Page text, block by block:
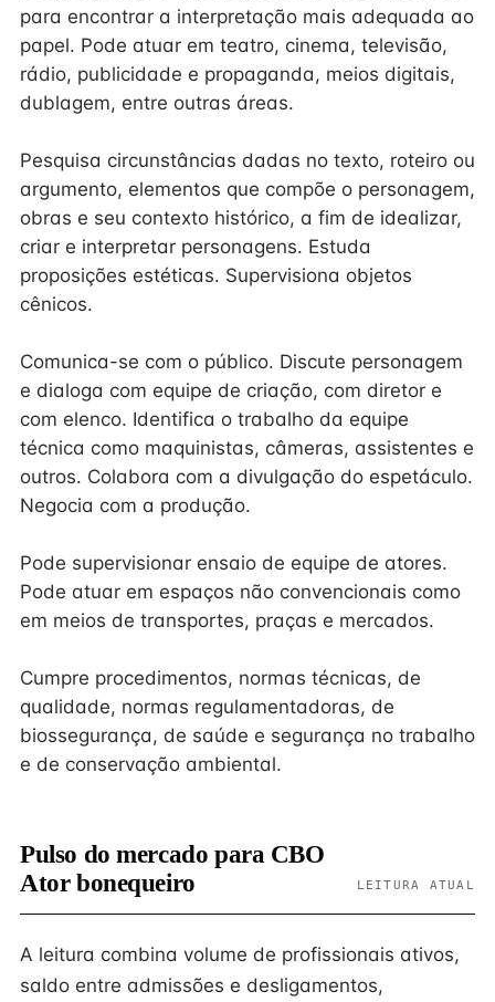
para encontrar a interpretação mais adequada ao
papel. Pode atuar em teatro, cinema, televisão,
rádio, publicidade e propaganda, meios digitais,
dublagem, entre outras áreas.
Pesquisa circunstâncias dadas no texto, roteiro ou
argumento, elementos que compõe o personagem,
obras e seu contexto histórico, a fim de idealizar,
criar e interpretar personagens. Estuda
proposições estéticas. Supervisiona objetos
cênicos.
Comunica-se com o público. Discute personagem
e dialoga com equipe de criação, com diretor e
com elenco. Identifica o trabalho da equipe
técnica como maquinistas, câmeras, assistentes e
outros. Colabora com a divulgação do espetáculo.
Negocia com a produção.
Pode supervisionar ensaio de equipe de atores.
Pode atuar em espaços não convencionais como
em meios de transportes, praças e mercados.
Cumpre procedimentos, normas técnicas, de
qualidade, normas regulamentadoras, de
biossegurança, de saúde e segurança no trabalho
e de conservação ambiental.
Pulso do mercado para CBO
Ator bonequeiro
LEITURA ATUAL
A leitura combina volume de profissionais ativos,
saldo entre admissões e desligamentos,